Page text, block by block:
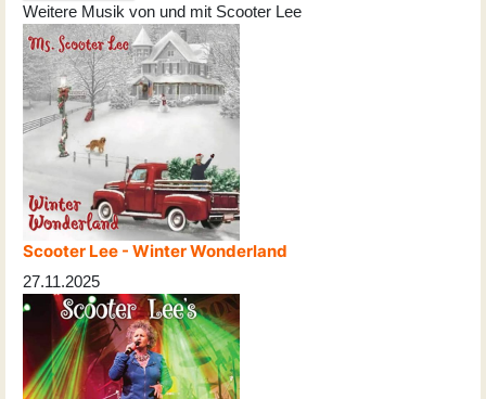
Weitere Musik von und mit Scooter Lee
Scooter Lee - Winter Wonderland
27.11.2025